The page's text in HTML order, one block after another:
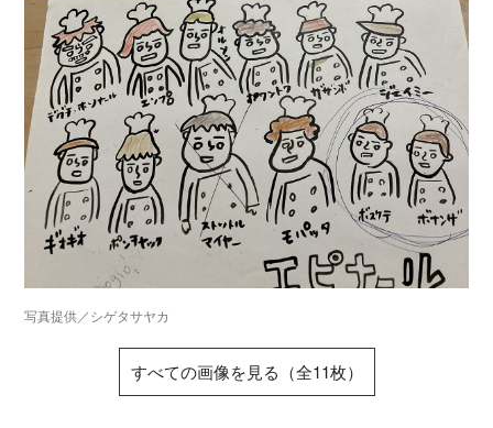
写真提供／シゲタサヤカ
すべての画像を見る（全11枚）